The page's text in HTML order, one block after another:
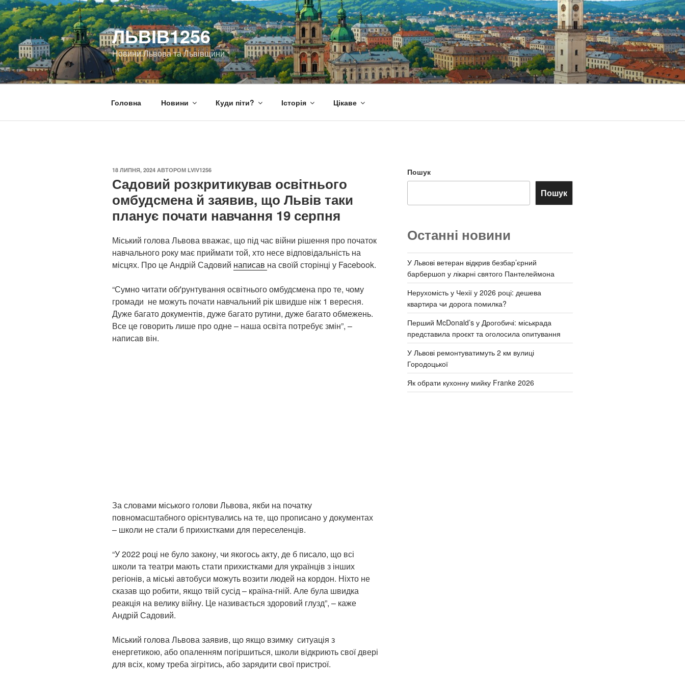
Перейти
до
вмісту
ЛЬВІВ1256
Новини Львова та Львівщини
Головна Новини Куди піти? Історія Цікаве
ОПУБЛІКОВАНО
18 ЛИПНЯ, 2024 АВТОРОМ LVIV1256
Садовий розкритикував освітнього
омбудсмена й заявив, що Львів таки
планує почати навчання 19 серпня
Міський голова Львова вважає, що під час війни рішення про початок
навчального року має приймати той, хто несе відповідальність на
місцях. Про це Андрій Садовий написав на своїй сторінці у Facebook.
“Сумно читати обґрунтування освітнього омбудсмена про те, чому
громади не можуть почати навчальний рік швидше ніж 1 вересня.
Дуже багато документів, дуже багато рутини, дуже багато обмежень.
Все це говорить лише про одне – наша освіта потребує змін”, –
написав він.
За словами міського голови Львова, якби на початку
повномасштабного орієнтувались на те, що прописано у документах
– школи не стали б прихистками для переселенців.
“У 2022 році не було закону, чи якогось акту, де б писало, що всі
школи та театри мають стати прихистками для українців з інших
регіонів, а міські автобуси можуть возити людей на кордон. Ніхто не
сказав що робити, якщо твій сусід – країна-гній. Але була швидка
реакція на велику війну. Це називається здоровий глузд”, – каже
Андрій Садовий.
Міський голова Львова заявив, що якщо взимку ситуація з
енергетикою, або опаленням погіршиться, школи відкриють свої двері
для всіх, кому треба зігрітись, або зарядити свої пристрої.
Пошук
Пошук
Останні новини
У Львові ветеран відкрив безбар’єрний
барбершоп у лікарні святого Пантелеймона
Нерухомість у Чехії у 2026 році: дешева
квартира чи дорога помилка?
Перший McDonald’s у Дрогобичі: міськрада
представила проєкт та оголосила опитування
У Львові ремонтуватимуть 2 км вулиці
Городоцької
Як обрати кухонну мийку Franke 2026